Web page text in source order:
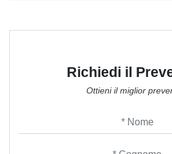
Richiedi il
Ottieni il miglior